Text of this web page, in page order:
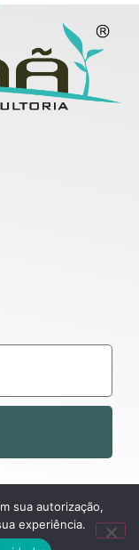
sua autorização,
experiência.